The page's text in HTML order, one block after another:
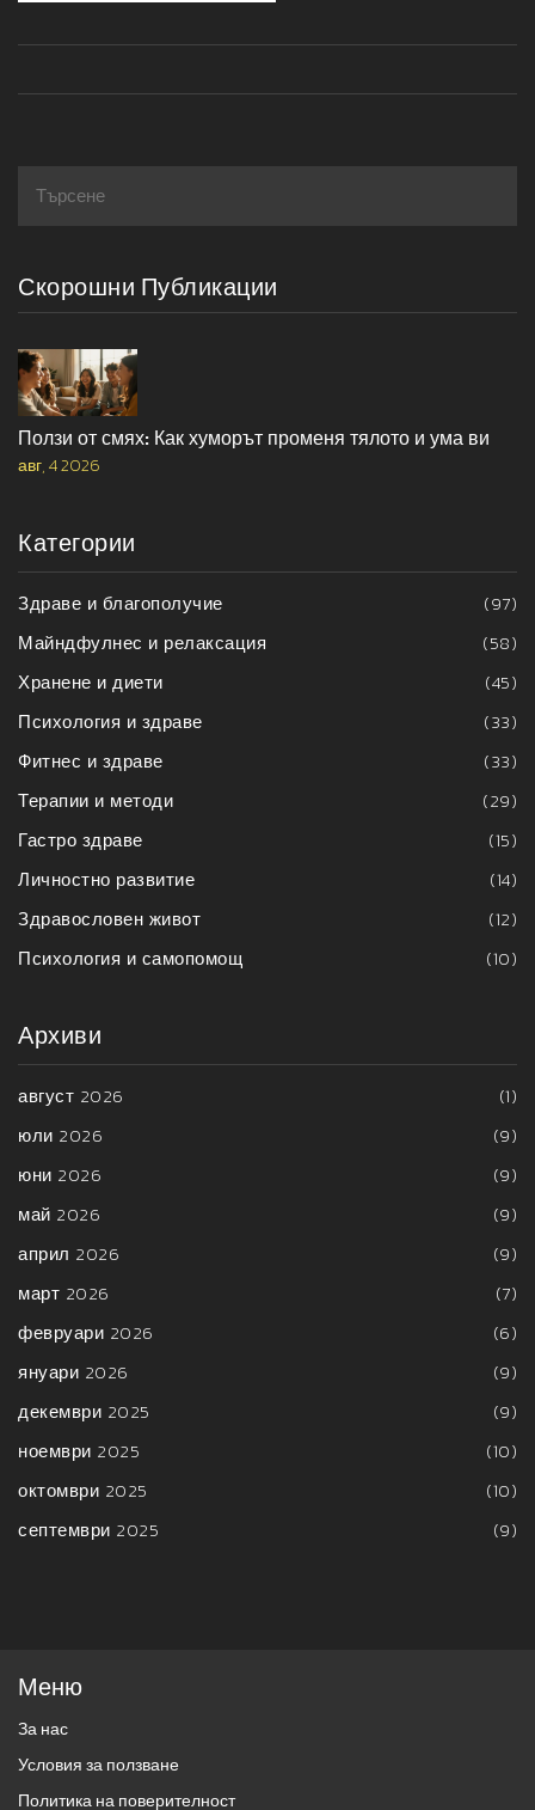
Скорошни Публикации
Ползи от смях: Как хуморът променя тялото и ума ви
авг, 4 2026
Категории
Здраве и благополучие
(97)
Майндфулнес и релаксация
(58)
Хранене и диети
(45)
Психология и здраве
(33)
Фитнес и здраве
(33)
Терапии и методи
(29)
Гастро здраве
(15)
Личностно развитие
(14)
Здравословен живот
(12)
Психология и самопомощ
(10)
Архиви
август 2026
(1)
юли 2026
(9)
юни 2026
(9)
май 2026
(9)
април 2026
(9)
март 2026
(7)
февруари 2026
(6)
януари 2026
(9)
декември 2025
(9)
ноември 2025
(10)
октомври 2025
(10)
септември 2025
(9)
Меню
За нас
Условия за ползване
Политика на поверителност